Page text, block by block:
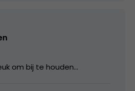
om bij te houden…